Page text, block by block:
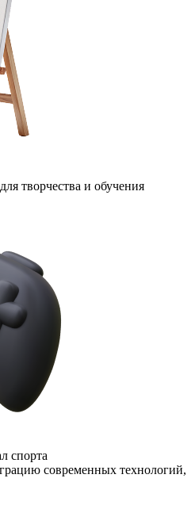
творчества и обучения
спорта
современных технологий,